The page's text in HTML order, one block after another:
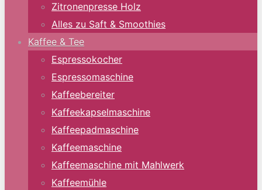
Zitronenpresse Holz
Alles zu Saft & Smoothies
Kaffee & Tee
Espressokocher
Espressomaschine
Kaffeebereiter
Kaffeekapselmaschine
Kaffeepadmaschine
Kaffeemaschine
Kaffeemaschine mit Mahlwerk
Kaffeemühle